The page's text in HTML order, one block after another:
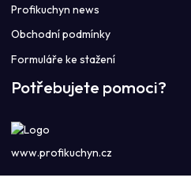
Profikuchyn news
Obchodní podmínky
Formuláře ke stažení
Potřebujete pomoci?
www.profikuchyn.cz